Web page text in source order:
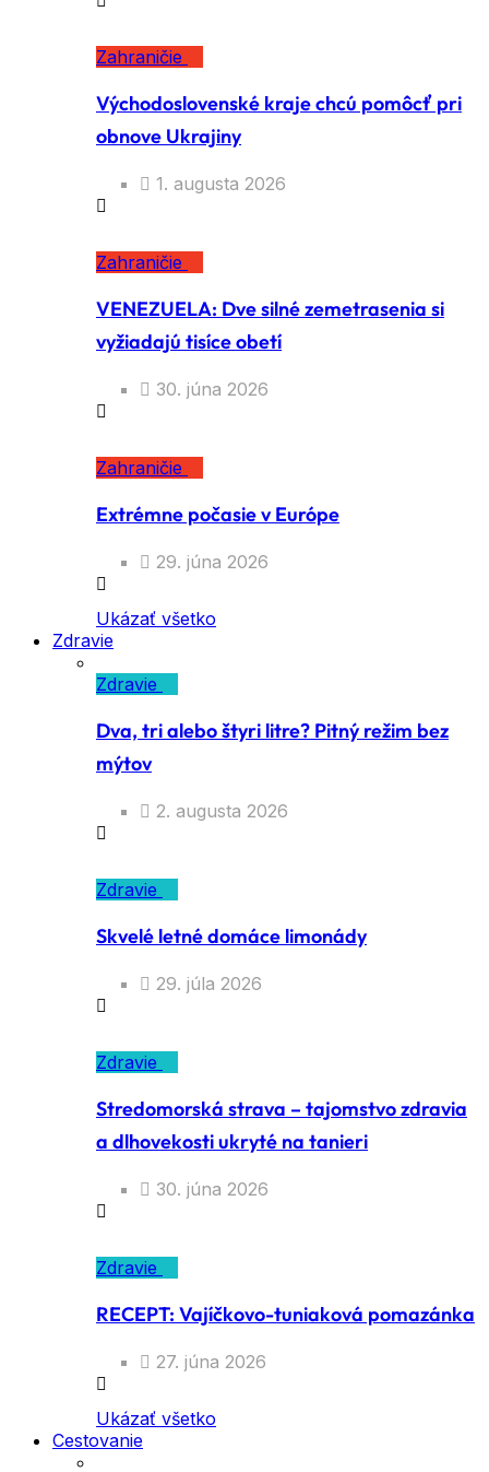
Zahraničie
Východoslovenské kraje chcú pomôcť pri
obnove Ukrajiny
1. augusta 2026
Zahraničie
VENEZUELA: Dve silné zemetrasenia si
vyžiadajú tisíce obetí
30. júna 2026
Zahraničie
Extrémne počasie v Európe
29. júna 2026
Ukázať všetko
Zdravie
Zdravie
Dva, tri alebo štyri litre? Pitný režim bez
mýtov
2. augusta 2026
Zdravie
Skvelé letné domáce limonády
29. júla 2026
Zdravie
Stredomorská strava – tajomstvo zdravia
a dlhovekosti ukryté na tanieri
30. júna 2026
Zdravie
RECEPT: Vajíčkovo-tuniaková pomazánka
27. júna 2026
Ukázať všetko
Cestovanie